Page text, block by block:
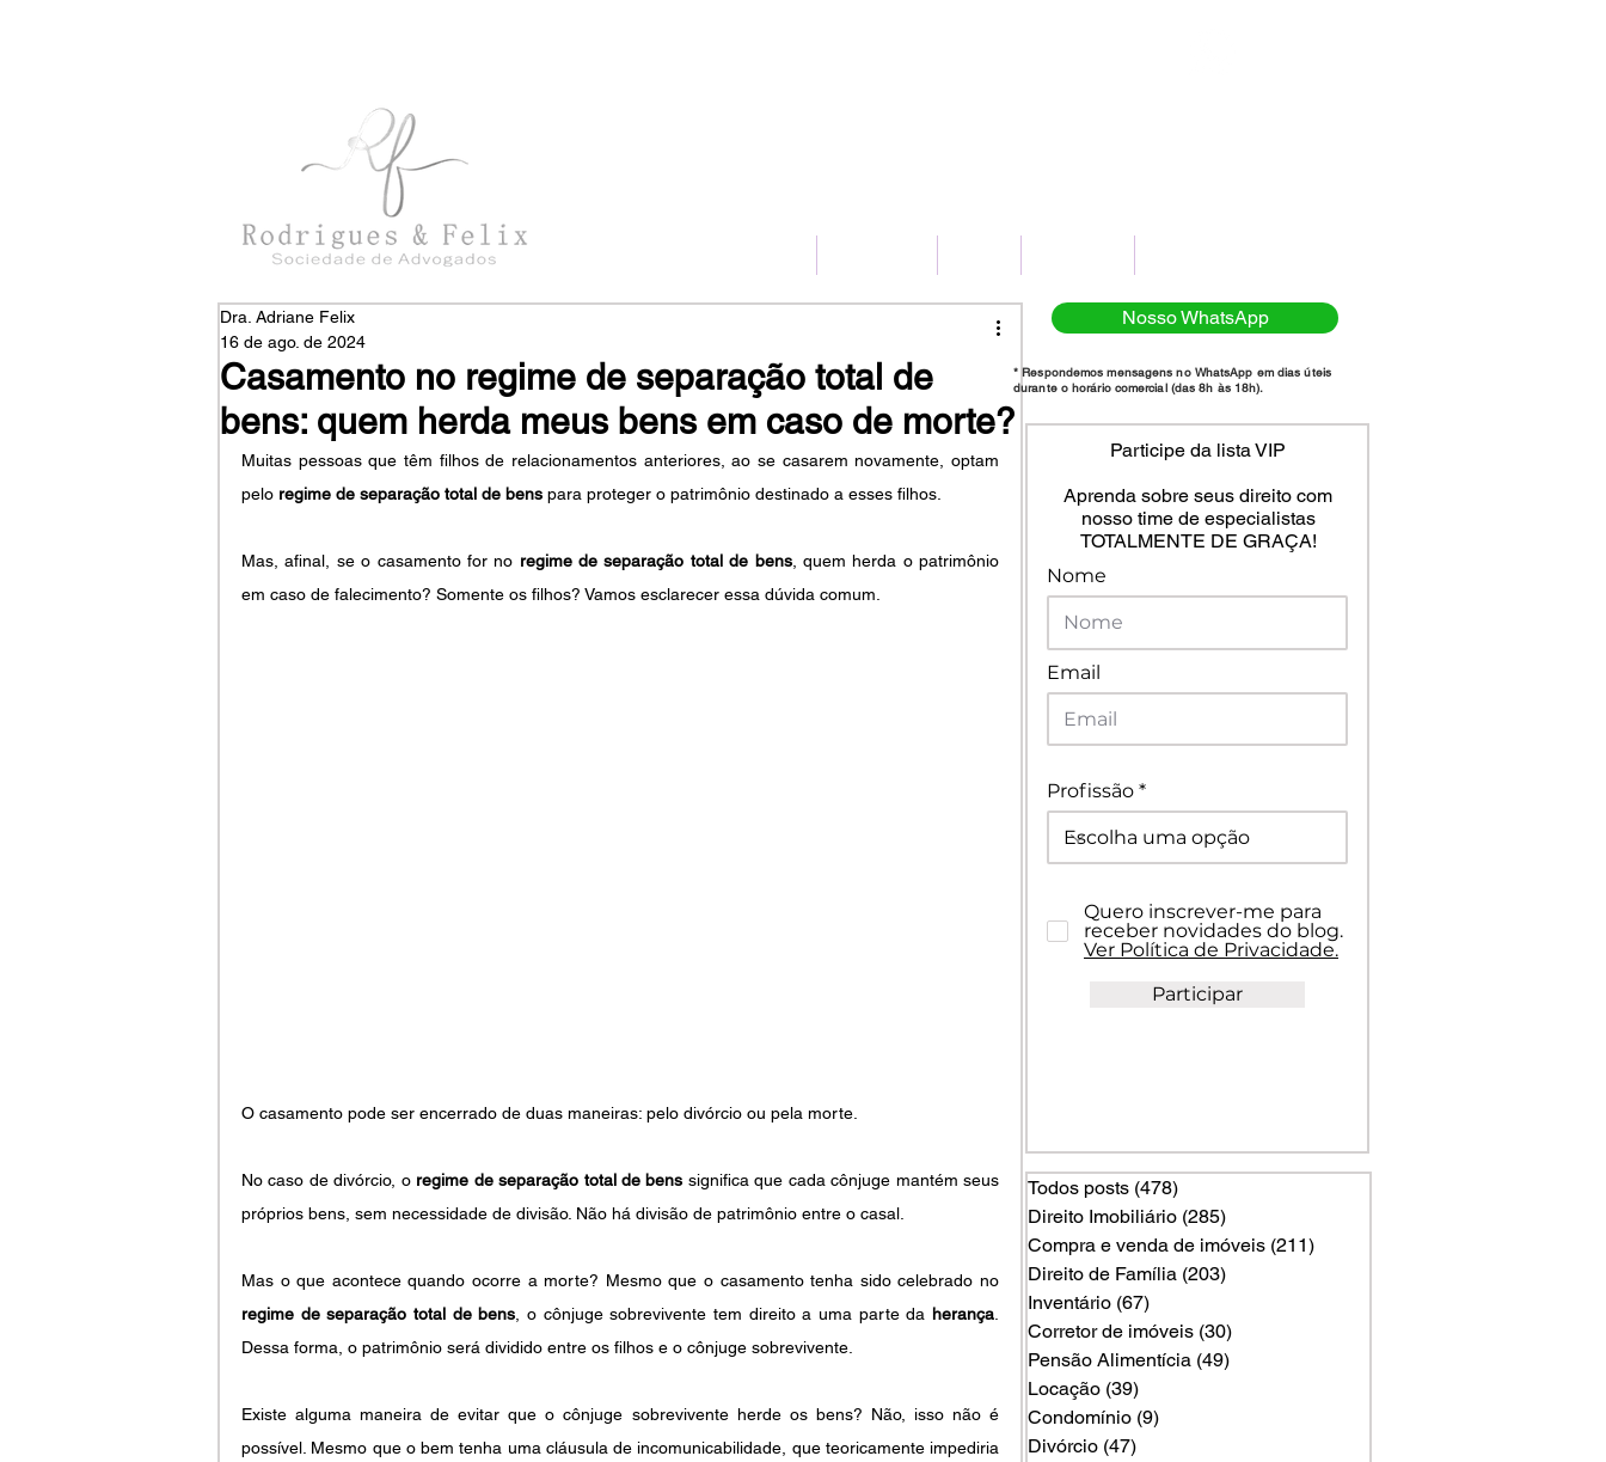
Casamento no regime de separação total de
bens: quem herda meus bens em caso de morte?
Dra. Adriane Felix
16 de ago. de 2024
Muitas pessoas que têm filhos de relacionamentos anteriores, ao se casarem novamente, optam
pelo regime de separação total de bens para proteger o patrimônio destinado a esses filhos.
Mas, afinal, se o casamento for no regime de separação total de bens, quem herda o patrimônio
em caso de falecimento? Somente os filhos? Vamos esclarecer essa dúvida comum.
O casamento pode ser encerrado de duas maneiras: pelo divórcio ou pela morte.
No caso de divórcio, o regime de separação total de bens significa que cada cônjuge mantém seus
próprios bens, sem necessidade de divisão. Não há divisão de patrimônio entre o casal.
regime de separação total de bens , o cônjuge sobrevivente tem direito a uma parte da herança
Dessa forma, o patrimônio será dividido entre os filhos e o cônjuge sobrevivente.
Existe alguma maneira de evitar que o cônjuge sobrevivente herde os bens? Não, isso não é
possível. Mesmo que o bem tenha uma cláusula de incomunicabilidade, que teoricamente impediria
Participe da lista VIP
Aprenda sobre seus direito com
nosso time de especialistas
TOTALMENTE DE GRAÇA!
Nome
Email
Profissão
Quero inscrever-me para
receber novidades do blog.
Ver Política de Privacidade.
Participar
Todos posts (478)
Direito Imobiliário (285)
Compra e venda de imóveis (211)
Direito de Família (203)
Inventário (67)
Corretor de imóveis (30)
Pensão Alimentícia (49)
Locação (39)
Condomínio (9)
Divórcio (47)
Nosso WhatsApp
* Respondemos mensagens no WhatsApp em dias úteis
durante o horário comercial (das 8h às 18h).